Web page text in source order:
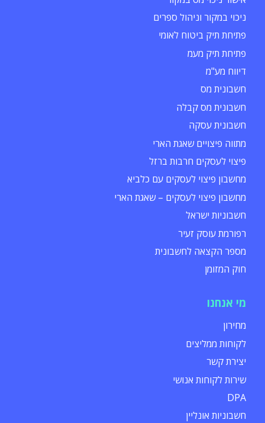
ניכוי במקור וניהול ספרים
פתיחת תיק ביטוח לאומי
פתיחת תיק מעמ
דיווח מע"מ
חשבונית מס
חשבונית מס קבלה
חשבונית עסקה
מתווה פיצויים שאגת הארי
פיצוי לעסקים חרבות ברזל
מחשבון פיצוי לעסקים עם כלביא
מחשבון פיצוי לעסקים – שאגת הארי
חשבוניות ישראל
רפורמת עוסק זעיר
מספר הקצאה לחשבונית
חוק המזומן
מי אנחנו
מחירון
לקוחות ממליצים
יצירת קשר
שירות לקוחות אנושי
DPA
חשבוניות אונליין